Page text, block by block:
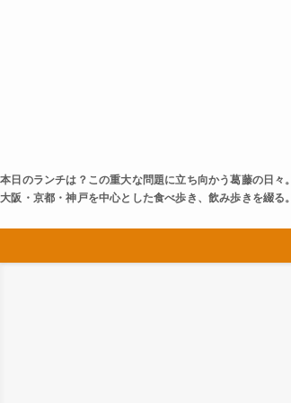
本日のランチは？この重大な問題に立ち向かう葛藤の日々。
大阪・京都・神戸を中心とした食べ歩き、飲み歩きを綴る。